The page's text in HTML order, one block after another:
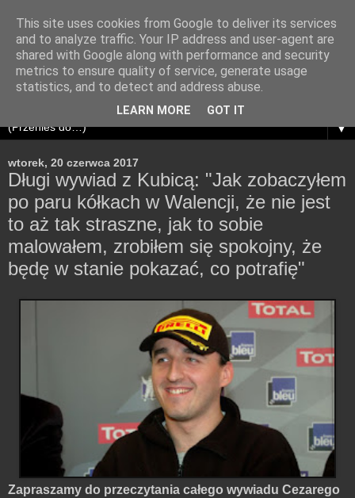
▼
wtorek, 20 czerwca 2017
Długi wywiad z Kubicą: "Jak zobaczyłem
po paru kółkach w Walencji, że nie jest
to aż tak straszne, jak to sobie
malowałem, zrobiłem się spokojny, że
będę w stanie pokazać, co potrafię"
Zapraszamy do przeczytania całego wywiadu Cezarego
This site uses cookies from Google to deliver its services
and to analyze traffic. Your IP address and user-agent are
shared with Google along with performance and security
metrics to ensure quality of service, generate usage
statistics, and to detect and address abuse.
LEARN MORE GOT IT